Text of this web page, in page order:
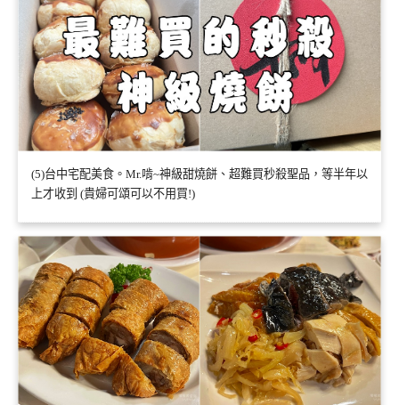
(5)台中宅配美食。Mr.啃~神級甜燒餅、超難買秒殺聖品，等半年以
上才收到 (貴婦可頌可以不用買!)